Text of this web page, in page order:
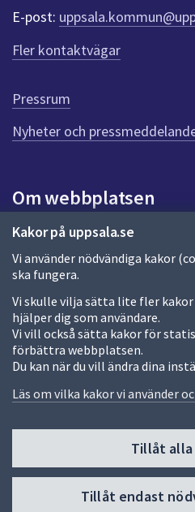
Kakor på uppsala.se
Vi använder nödvändiga kakor
ska fungera.
Vi skulle vilja sätta lite fler
hjälper dig som användare.
Vi vill också sätta kakor för
förbättra webbplatsen.
Du kan när du vill ändra dina
Läs om vilka kakor vi använder
Tillåt alla
Tillåt endast
f
r
d
n
n
a
a
E-post:
Fler kontaktvägar
Pressrum
Nyheter och
Om webbplatsen
Om webbplatsen
Allmänna handlingar och
Behandling av personuppgifter
Kakor
Språk (other languages)
Tillgänglighetsredogörelse
Fler sätt